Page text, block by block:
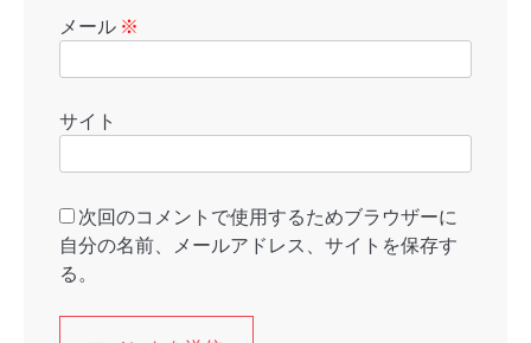
メール ※
サイト
次回のコメントで使用するためブラウザーに
自分の名前、メールアドレス、サイトを保存す
る。